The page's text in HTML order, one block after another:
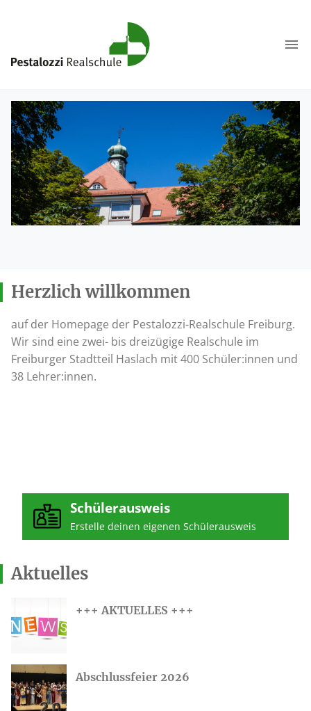
Herzlich willkommen
auf der Homepage der Pestalozzi-Realschule Freiburg.
Wir sind eine zwei- bis dreizügige Realschule im
Freiburger Stadtteil Haslach mit 400 Schüler:innen und
38 Lehrer:innen.
Schülerausweis
Erstelle deinen eigenen Schülerausweis
Aktuelles
+++ AKTUELLES +++
Abschlussfeier 2026